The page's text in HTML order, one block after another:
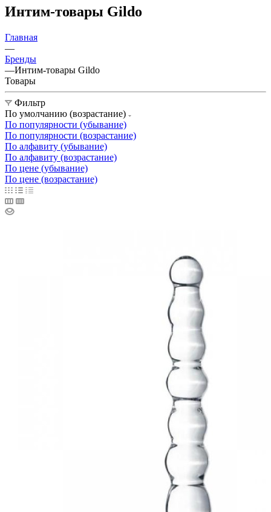
Интим-товары Gildo
Главная
—
Бренды
—Интим-товары Gildo
Товары
Фильтр
По умолчанию (возрастание)
По популярности (убывание)
По популярности (возрастание)
По алфавиту (убывание)
По алфавиту (возрастание)
По цене (убывание)
По цене (возрастание)